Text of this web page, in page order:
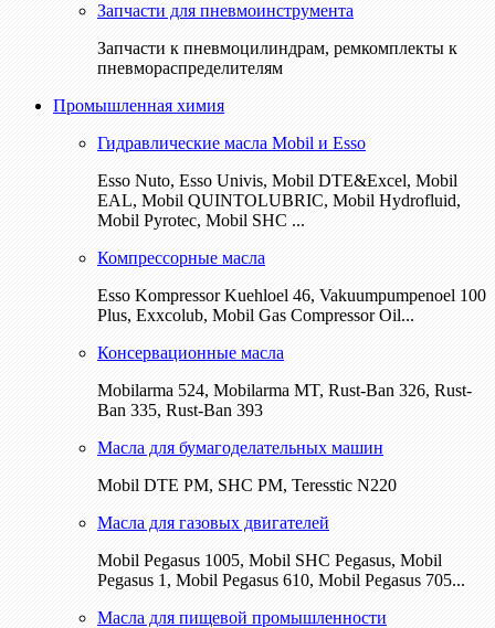
Запчасти для пневмоинструмента
Запчасти к пневмоцилиндрам, ремкомплекты к
пневмораспределителям
Промышленная химия
Гидравлические масла Mobil и Esso
Esso Nuto, Esso Univis, Mobil DTE&Excel, Mobil
EAL, Mobil QUINTOLUBRIC, Mobil Hydrofluid,
Mobil Pyrotec, Mobil SHC ...
Компрессорные масла
Esso Kompressor Kuehloel 46, Vakuumpumpenoel 100
Plus, Exxcolub, Mobil Gas Compressor Oil...
Консервационные масла
Mobilarma 524, Mobilarma MT, Rust-Ban 326, Rust-
Ban 335, Rust-Ban 393
Масла для бумагоделательных машин
Mobil DTE РМ, SHC PM, Teresstic N220
Масла для газовых двигателей
Mobil Pegasus 1005, Mobil SHC Pegasus, Mobil
Pegasus 1, Mobil Pegasus 610, Mobil Pegasus 705...
Масла для пищевой промышленности